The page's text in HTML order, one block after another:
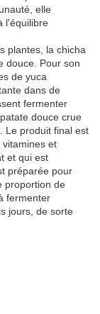
elle
l'équilibre
plantes, la chicha
douce. Pour son
de yuca
dans de
fermenter
douce crue
Le produit final est
et
et qui est
préparée pour
proportion de
fermenter
jours, de sorte